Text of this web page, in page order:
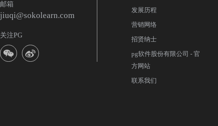
邮箱
jiuqi@sokolearn.com
关注PG
发展历程
营销网络
招贤纳士
pg软件股份有限公司 - 官
方网站
联系我们